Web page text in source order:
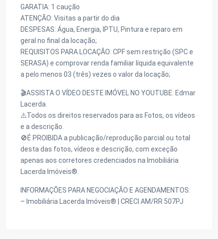
GARATIA: 1 caução
ATENÇÃO: Visitas a partir do dia
DESPESAS: Água, Energia, IPTU, Pintura e reparo em
geral no final da locação;
REQUISITOS PARA LOCAÇÃO: CPF sem restrição (SPC e
SERASA) e comprovar renda familiar líquida equivalente
a pelo menos 03 (três) vezes o valor da locação;
🎬ASSISTA O VÍDEO DESTE IMÓVEL NO YOUTUBE: Edmar
Lacerda.
⚠️Todos os direitos reservados para as Fotos, os vídeos
e a descrição.
🚫É PROIBIDA a publicação/reprodução parcial ou total
desta das fotos, vídeos e descrição, com exceção
apenas aos corretores credenciados na Imobiliária
Lacerda Imóveis®.
INFORMAÇÕES PARA NEGOCIAÇÃO E AGENDAMENTOS:
– Imobiliária Lacerda Imóveis® | CRECI AM/RR 507PJ